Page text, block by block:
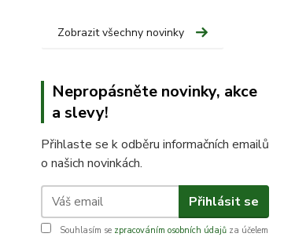
Zobrazit všechny novinky
Nepropásněte novinky, akce
a slevy!
Přihlaste se k odběru informačních emailů
o našich novinkách.
Přihlásit se
Souhlasím se zpracováním osobních údajů za účelem